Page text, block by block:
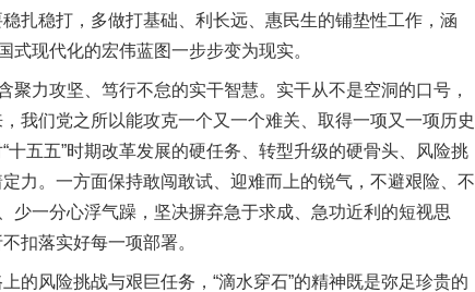
扎稳打，多做打基础、利长远、惠民生的铺垫性工作，涵
式现代化的宏伟蓝图一步步变为现实。
力攻坚、笃行不怠的实干智慧。实干从不是空洞的口号，
我们党之所以能攻克一个又一个难关、取得一项又一项历史
五五”时期改革发展的硬任务、转型升级的硬骨头、风险挑
力。一方面保持敢闯敢试、迎难而上的锐气，不避艰险、不
少一分心浮气躁，坚决摒弃急于求成、急功近利的短视思
扣落实好每一项部署。
风险挑战与艰巨任务，“滴水穿石”的精神既是弥足珍贵的